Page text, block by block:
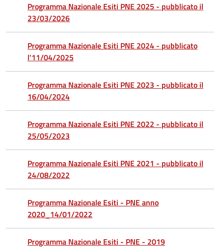
Programma Nazionale Esiti PNE 2025 - pubblicato il
23/03/2026
Programma Nazionale Esiti PNE 2024 - pubblicato
l'11/04/2025
Programma Nazionale Esiti PNE 2023 - pubblicato il
16/04/2024
Programma Nazionale Esiti PNE 2022 - pubblicato il
25/05/2023
Programma Nazionale Esiti PNE 2021 - pubblicato il
24/08/2022
Programma Nazionale Esiti - PNE anno
2020_14/01/2022
Programma Nazionale Esiti - PNE - 2019